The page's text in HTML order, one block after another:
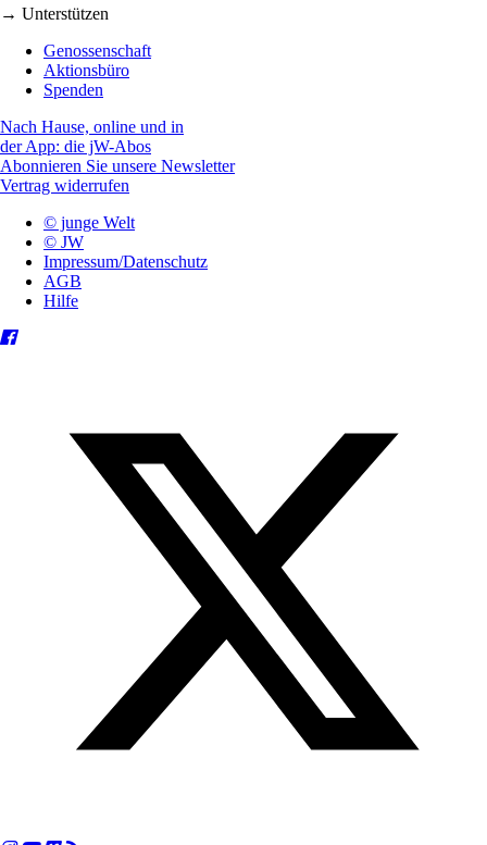
→ Unterstützen
Genossenschaft
Aktionsbüro
Spenden
Nach Hause, online und in
der App: die jW-Abos
Abonnieren Sie unsere Newsletter
Vertrag widerrufen
© junge Welt
© JW
Impressum/Datenschutz
AGB
Hilfe